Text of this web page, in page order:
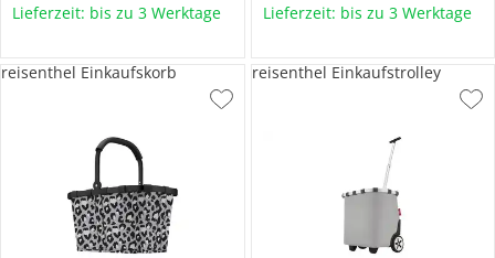
Lieferzeit: bis zu 3 Werktage Lieferzeit: bis zu 3 Werktage
reisenthel Einkaufskorb reisenthel Einkaufstrolley